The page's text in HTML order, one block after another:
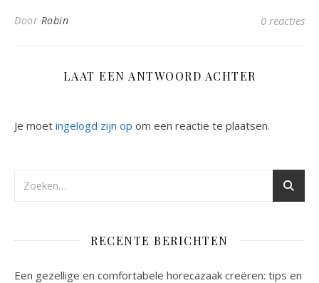
Door Robin 0 reacties
LAAT EEN ANTWOORD ACHTER
Je moet ingelogd zijn op om een reactie te plaatsen.
RECENTE BERICHTEN
Een gezellige en comfortabele horecazaak creëren: tips en